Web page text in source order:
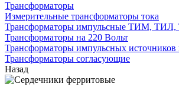
Трансформаторы
Измерительные трансформаторы тока
Трансформаторы импульсные ТИМ,
Трансформаторы на 220 Вольт
Трансформаторы импульсных источников
Трансформаторы согласующие
Назад